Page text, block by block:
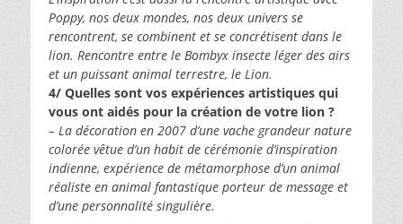
Poppy, nos deux mondes, nos deux univers se
rencontrent, se combinent et se concrétisent dans le
lion. Rencontre entre le Bombyx insecte léger des airs
et un puissant animal terrestre, le Lion.
4/ Quelles sont vos expériences artistiques qui
vous ont aidés pour la création de votre lion ?
– La décoration en 2007 d’une vache grandeur nature
colorée vêtue d’un habit de cérémonie d’inspiration
indienne, expérience de métamorphose d’un animal
réaliste en animal fantastique porteur de message et
d’une personnalité singulière.